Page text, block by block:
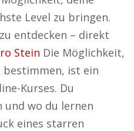
Level zu bringen.
entdecken – direkt
Stein Die Möglichkeit,
bestimmen, ist ein
Kurses. Du
wo du lernen
eines starren